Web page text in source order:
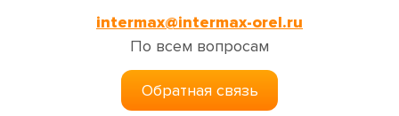
intermax@intermax-orel.ru
По всем вопросам
Обратная связь